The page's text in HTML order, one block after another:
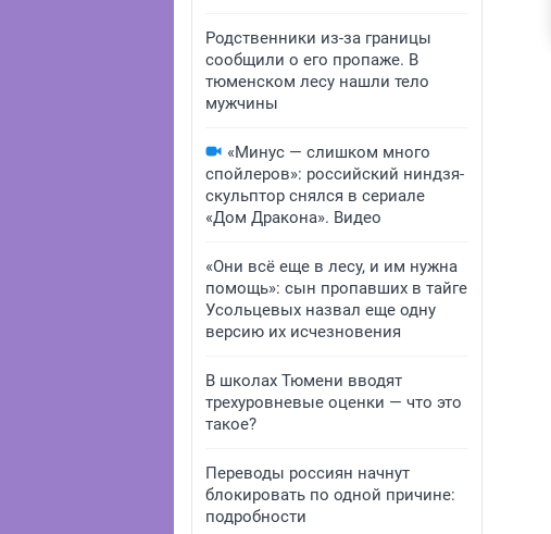
Родственники из-за границы
сообщили о его пропаже. В
тюменском лесу нашли тело
мужчины
«Минус — слишком много
спойлеров»: российский ниндзя-
скульптор снялся в сериале
«Дом Дракона». Видео
«Они всё еще в лесу, и им нужна
помощь»: сын пропавших в тайге
Усольцевых назвал еще одну
версию их исчезновения
В школах Тюмени вводят
трехуровневые оценки — что это
такое?
Переводы россиян начнут
блокировать по одной причине:
подробности